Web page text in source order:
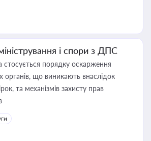
і спори з ДПС
стосується порядку оскарження
органів, що виникають внаслідок
та механізмів захисту прав